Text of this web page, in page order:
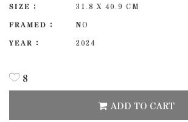
SIZE :
31.8 X 40.9 CM
FRAMED :
NO
YEAR :
2024
8
ADD TO CART